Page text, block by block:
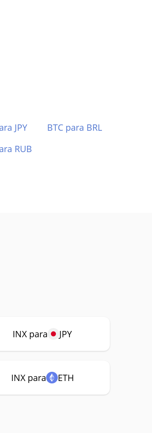
JPY
BTC para BRL
RUB
INX para JPY
INX para ETH